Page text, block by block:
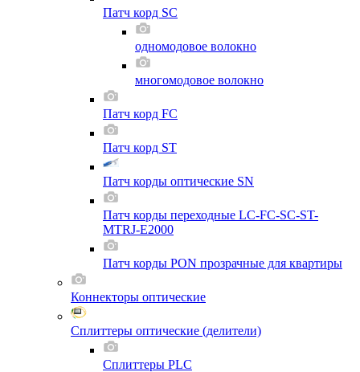
Патч корд SC
одномодовое волокно
многомодовое волокно
Патч корд FC
Патч корд ST
Патч корды оптические SN
Патч корды переходные LC-FC-SC-ST-
MTRJ-E2000
Патч корды PON прозрачные для квартиры
Коннекторы оптические
Сплиттеры оптические (делители)
Сплиттеры PLC